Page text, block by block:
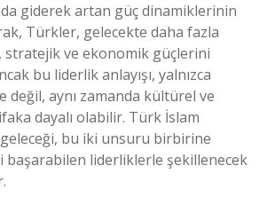
giderek artan güç dinamiklerinin
Türkler, gelecekte daha fazla
ve ekonomik güçlerini
bu liderlik anlayışı, yalnızca
değil, aynı zamanda kültürel ve
dayalı olabilir. Türk İslam
bu iki unsuru birbirine
başarabilen liderliklerle şekillenecek